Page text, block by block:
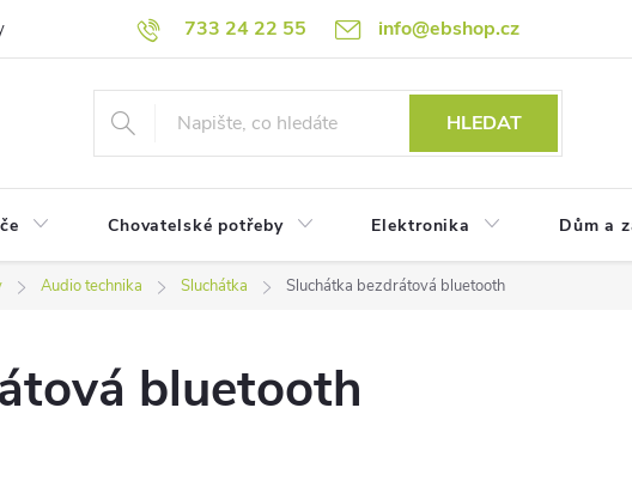
733 24 22 55 info@ebshop.cz
HLEDAT
Chovatelské potřeby Elektronika Dům a
Audio technika Sluchátka Sluchátka bezdrátová bluetooth
bluetooth